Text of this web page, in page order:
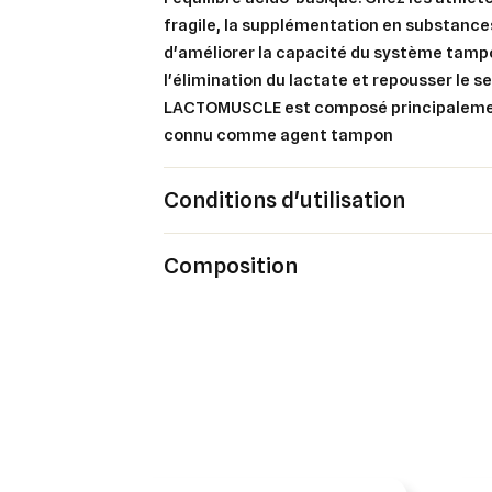
fragile, la supplémentation en
d'améliorer la capacité du système
l'élimination du lactate et repousser le
LACTOMUSCLE est composé
connu comme agent tampon
Conditions d'utilisation
Composition